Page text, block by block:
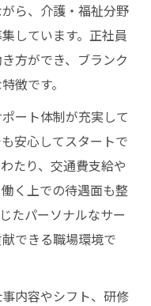
ら、介護・福祉分野
しています。正社員
方ができ、ブランク
徴です。
ート体制が充実して
安心してスタートで
たり、交通費支給や
く上での待遇面も整
たパーソナルなサー
できる職場環境で
内容やシフト、研修